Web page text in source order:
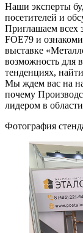
Наши эксперты
посетителей и
Приглашаем всех
FOE79 и
выставке
возможность для
тенденциях,
Мы ждем вас на
почему
лидером в
Фотография